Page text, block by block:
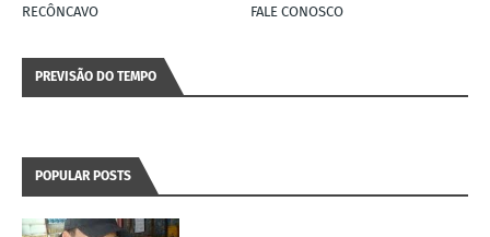
RECÔNCAVO
FALE CONOSCO
PREVISÃO DO TEMPO
POPULAR POSTS